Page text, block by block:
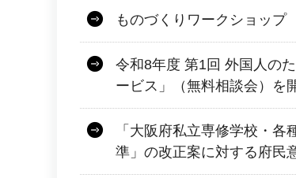
ものづくりワークショップ
令和8年度 第1回 外国人の
ービス」（無料相談会）を
「大阪府私立専修学校・
準」の改正案に対する府民